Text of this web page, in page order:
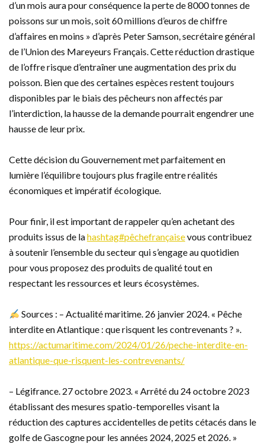
d’un mois aura pour conséquence la perte de 8000 tonnes de
poissons sur un mois, soit 60 millions d’euros de chiffre
d’affaires en moins » d’après Peter Samson, secrétaire général
de l’Union des Mareyeurs Français. Cette réduction drastique
de l’offre risque d’entraîner une augmentation des prix du
poisson. Bien que des certaines espèces restent toujours
disponibles par le biais des pêcheurs non affectés par
l’interdiction, la hausse de la demande pourrait engendrer une
hausse de leur prix.
Cette décision du Gouvernement met parfaitement en
lumière l’équilibre toujours plus fragile entre réalités
économiques et impératif écologique.
Pour finir, il est important de rappeler qu’en achetant des
produits issus de lahashtag#pêchefrançaisevous contribuez
à soutenir l’ensemble du secteur qui s’engage au quotidien
pour vous proposez des produits de qualité tout en
respectant les ressources et leurs écosystèmes.
Sources : – Actualité maritime. 26 janvier 2024. « Pêche
interdite en Atlantique : que risquent les contrevenants ? ».
https://actumaritime.com/2024/01/26/peche-interdite-en-
atlantique-que-risquent-les-contrevenants/
– Légifrance. 27 octobre 2023. « Arrêté du 24 octobre 2023
établissant des mesures spatio-temporelles visant la
réduction des captures accidentelles de petits cétacés dans le
golfe de Gascogne pour les années 2024, 2025 et 2026. »